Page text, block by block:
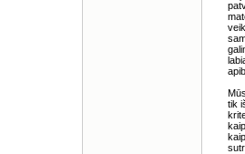
tik